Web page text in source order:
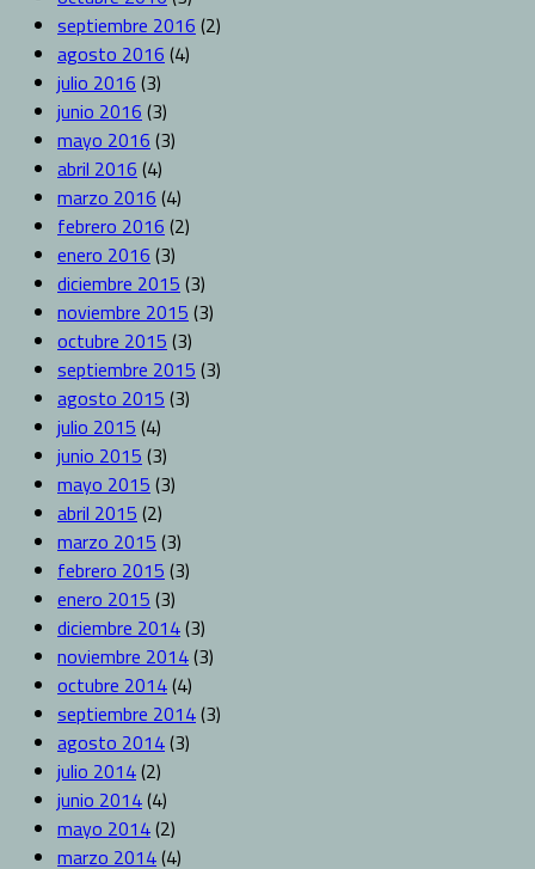
septiembre 2016 (2)
agosto 2016 (4)
julio 2016 (3)
junio 2016 (3)
mayo 2016 (3)
abril 2016 (4)
marzo 2016 (4)
febrero 2016 (2)
enero 2016 (3)
diciembre 2015 (3)
noviembre 2015 (3)
octubre 2015 (3)
septiembre 2015 (3)
agosto 2015 (3)
julio 2015 (4)
junio 2015 (3)
mayo 2015 (3)
abril 2015 (2)
marzo 2015 (3)
febrero 2015 (3)
enero 2015 (3)
diciembre 2014(3)
noviembre 2014(3)
octubre 2014(4)
septiembre 2014(3)
agosto 2014(3)
julio 2014(2)
junio 2014(4)
mayo 2014(2)
marzo 2014(4)